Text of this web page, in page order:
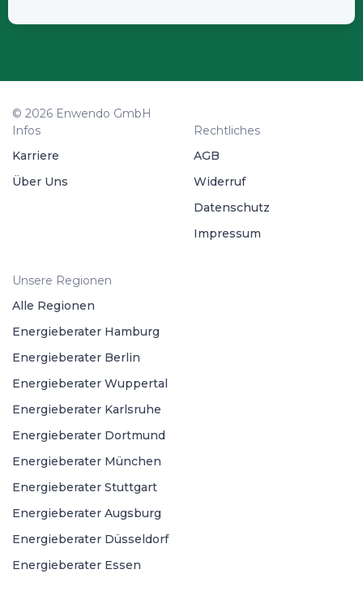
© 2026 Enwendo GmbH
Infos
Karriere
Über Uns
Rechtliches
AGB
Widerruf
Datenschutz
Impressum
Unsere Regionen
Alle Regionen
Energieberater Hamburg
Energieberater Berlin
Energieberater Wuppertal
Energieberater Karlsruhe
Energieberater Dortmund
Energieberater München
Energieberater Stuttgart
Energieberater Augsburg
Energieberater Düsseldorf
Energieberater Essen